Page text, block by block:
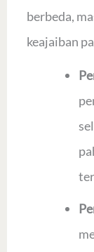
berbeda,
keajaiban